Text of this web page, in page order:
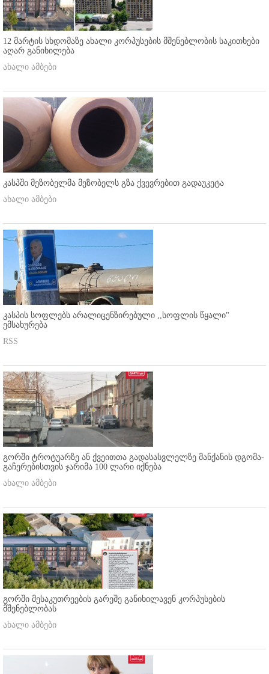
12 მარტის სხდომაზე ახალი კორპუსების მშენებლობის საკითხები
აღარ განიხილება
ახალი ამბები
კასპში მეზობელმა მეზობელს გზა ქვევრებით გადაუკეტა
ახალი ამბები
კასპის სოფლებს არალიცენზირებული ,,სოფლის წყალი"
ემსახურება
RSS
გორში ტროტუარზე ან ქვეითთა გადასასვლელზე მანქანის დგომა-
გაჩერებისთვის ჯარიმა 100 ლარი იქნება
ახალი ამბები
გორში მესაკუთრეების გარეშე განიხილავენ კორპუსების
მშენებლობას
ახალი ამბები